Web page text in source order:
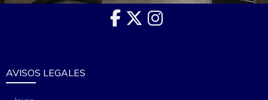
AVISOS LEGALES